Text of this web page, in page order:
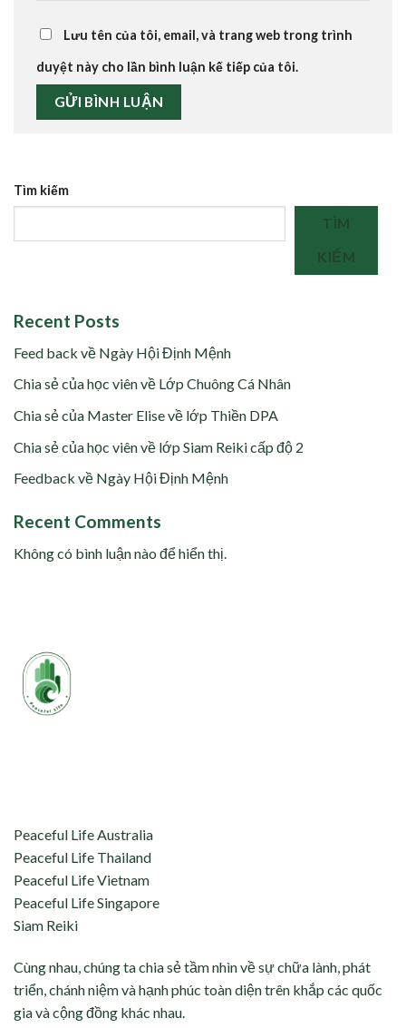
Lưu tên của tôi, email, và trang web trong trình
duyệt này cho lần bình luận kế tiếp của tôi.
Tìm kiếm
TÌM
KIẾM
Recent Posts
Feed back về Ngày Hội Định Mệnh
Chia sẻ của học viên về Lớp Chuông Cá Nhân
Chia sẻ của Master Elise về lớp Thiền DPA
Chia sẻ của học viên về lớp Siam Reiki cấp độ 2
Feedback về Ngày Hội Định Mệnh
Recent Comments
Không có bình luận nào để hiển thị.
Peaceful Life Australia
Peaceful Life Thailand
Peaceful Life Vietnam
Peaceful Life Singapore
Siam Reiki
Cùng nhau, chúng ta chia sẻ tầm nhìn về sự chữa lành, phát
triển, chánh niệm và hạnh phúc toàn diện trên khắp các quốc
gia và cộng đồng khác nhau.